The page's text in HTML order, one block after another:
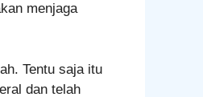
menjaga
Tentu saja itu
dan telah